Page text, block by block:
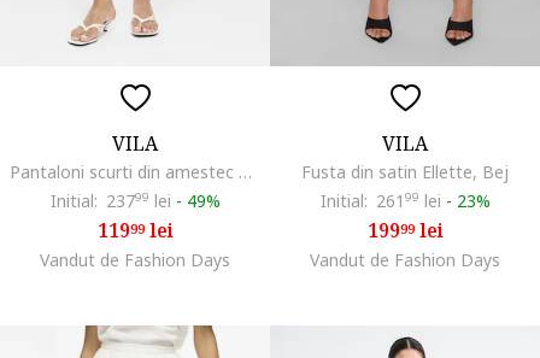
VILA
Pantaloni scurti din amestec de bumbac organic cu dungi, Fucsia
Initial: 23799 lei - 49%
11999lei
Vandut de Fashion Days
VILA
Fusta din satin Ellette, Bej
Initial: 261 99 lei - 23%
19999lei
Vandut de Fashion Days